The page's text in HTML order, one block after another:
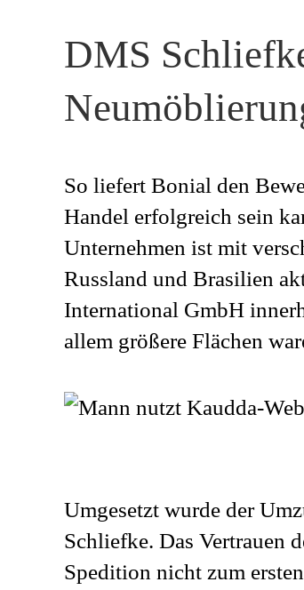
DMS
So liefert Bonial den
Handel erfolgreich sein
Unternehmen ist mit
Russland und Brasilien
International GmbH
allem größere Flächen
Umgesetzt wurde der
Schliefke. Das Vertrauen
Spedition nicht zum